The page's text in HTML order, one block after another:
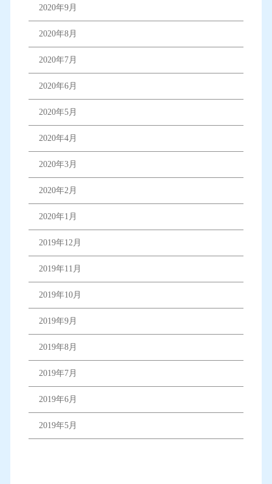
2020年9月
2020年8月
2020年7月
2020年6月
2020年5月
2020年4月
2020年3月
2020年2月
2020年1月
2019年12月
2019年11月
2019年10月
2019年9月
2019年8月
2019年7月
2019年6月
2019年5月